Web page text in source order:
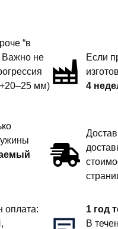
“в
Важно не
мм)
Если
4
оплата:
1 год
В